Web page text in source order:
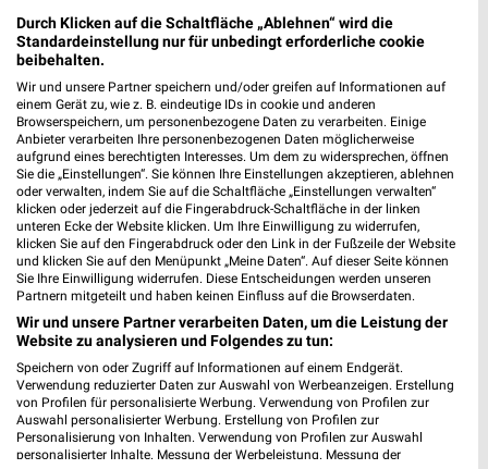
Jerusalemer Straße 4
98617 Meiningen
Heute 09:00 - 16:00 Uhr | Geöffnet
297,98 km • Angebote: 1 Prospekt
NKD Dermbach
Bahnhofstr. 23 A
36466 Dermbach
Heute 09:00 - 13:00 Uhr | Geschlossen
302,81 km • Angebote: 2 Prospekte
C&A Bad Neustadt
Marktplatz 22 - 28
Durch Klicken auf die Schaltfläche „Ablehnen“ wird die
Standardeinstellung nur für unbedingt erforderliche cookie
beibehalten.
Wir und unsere Partner speichern und/oder greifen auf Informationen auf
einem Gerät zu, wie z. B. eindeutige IDs in cookie und anderen
Browserspeichern, um personenbezogene Daten zu verarbeiten. Einige
Anbieter verarbeiten Ihre personenbezogenen Daten möglicherweise
aufgrund eines berechtigten Interesses. Um dem zu widersprechen, öffnen
Sie die „Einstellungen“. Sie können Ihre Einstellungen akzeptieren, ablehnen
oder verwalten, indem Sie auf die Schaltfläche „Einstellungen verwalten“
klicken oder jederzeit auf die Fingerabdruck-Schaltfläche in der linken
unteren Ecke der Website klicken. Um Ihre Einwilligung zu widerrufen,
klicken Sie auf den Fingerabdruck oder den Link in der Fußzeile der Website
und klicken Sie auf den Menüpunkt „Meine Daten“. Auf dieser Seite können
Sie Ihre Einwilligung widerrufen. Diese Entscheidungen werden unseren
Partnern mitgeteilt und haben keinen Einfluss auf die Browserdaten.
Wir und unsere Partner verarbeiten Daten, um die Leistung der
Website zu analysieren und Folgendes zu tun:
Speichern von oder Zugriff auf Informationen auf einem Endgerät.
Verwendung reduzierter Daten zur Auswahl von Werbeanzeigen. Erstellung
von Profilen für personalisierte Werbung. Verwendung von Profilen zur
Auswahl personalisierter Werbung. Erstellung von Profilen zur
Personalisierung von Inhalten. Verwendung von Profilen zur Auswahl
personalisierter Inhalte. Messung der Werbeleistung. Messung der